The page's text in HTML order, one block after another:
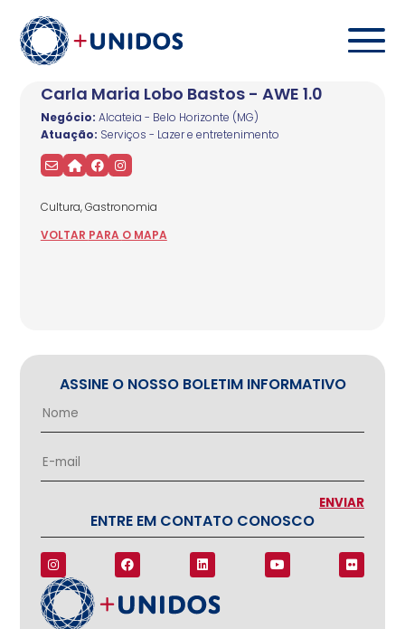
Carla Maria Lobo Bastos - AWE 1.0
Negócio: Alcateia - Belo Horizonte (MG)
Atuação: Serviços - Lazer e entretenimento
Cultura, Gastronomia
VOLTAR PARA O MAPA
ASSINE O NOSSO BOLETIM INFORMATIVO
ENTRE EM CONTATO CONOSCO